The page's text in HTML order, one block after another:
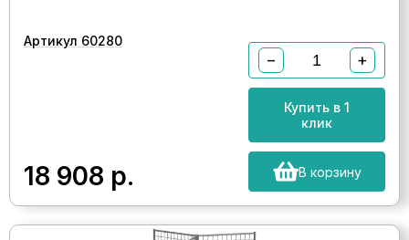
Артикул 60280
18 908 р.
− +
Купить в 1
клик
В корзину